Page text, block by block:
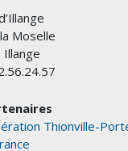
Moselle
Thionville-